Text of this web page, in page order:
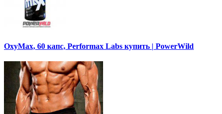
OxyMax, 60 капс, Performax Labs купить | PowerWild